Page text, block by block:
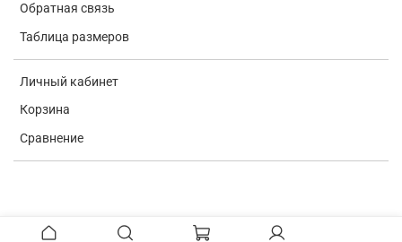
Обратная связь
Таблица размеров
Личный кабинет
Корзина
Сравнение
Verification: e7a0ba9c4d69b672